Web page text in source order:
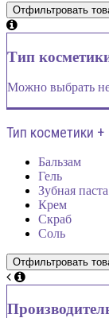
Тип
Можно выбрать
Тип косметики +
Бальзам
Гель
Зубная паста
Крем
Скраб
Соль